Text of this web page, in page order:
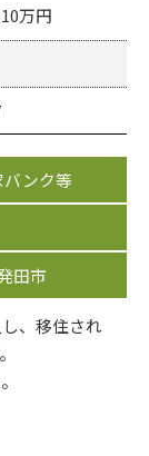
万円
バンク等
田市
、移住され